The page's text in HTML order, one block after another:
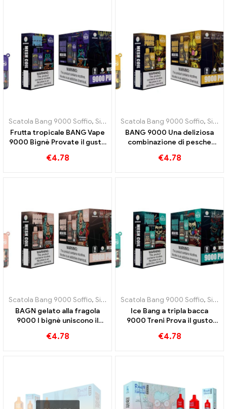
Scatola Bang 9000 Soffio, Sigarette elettroniche usa e getta Svezia
Frutta tropicale BANG Vape
9000 Bignè Provate il gusto
€4.78
Scatola Bang 9000 Soffio, Sigarette elettroniche usa e getta Svezia
BANG 9000 Una deliziosa
combinazione di pesche
pesca-mango
€4.78
Scatola Bang 9000 Soffio, Sigarette elettroniche usa e getta Svezia
BAGN gelato alla fragola
9000 I bignè uniscono il
al gelato
€4.78
Scatola Bang 9000 Soffio, Sigarette elettroniche usa e getta Svezia
Ice Bang a tripla bacca
9000 Treni Prova il gusto
€4.78